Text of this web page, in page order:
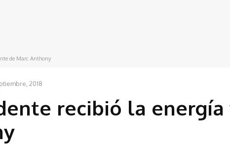
de Marc Anthony
2018
recibió la